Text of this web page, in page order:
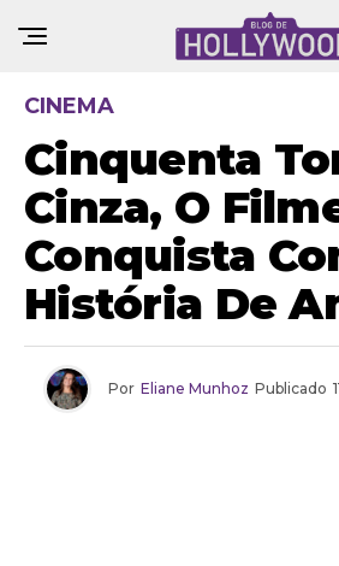
CINEMA
Cinquenta
Cinza, O
Conquista
História De
Por Eliane Munhoz Publicado